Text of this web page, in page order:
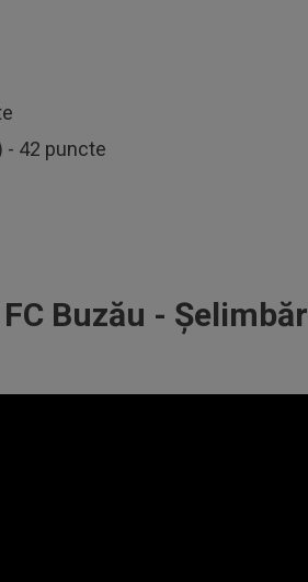
- 42 puncte
Buzău - Șelimbăr